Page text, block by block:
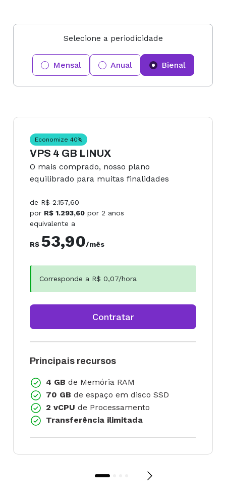
Selecione a periodicidade
Mensal Anual Bienal
Economize 40%
VPS 4 GB LINUX
O mais comprado, nosso plano
equilibrado para muitas finalidades
de R$ 2.157,60
por R$ 1.293,60 por 2 anos
equivalente a
R$ 53,90/mês
Corresponde a R$ 0,07/hora
Contratar
Principais recursos
4 GB de Memória RAM
70 GB de espaço em disco SSD
2 vCPU de Processamento
Transferência ilimitada